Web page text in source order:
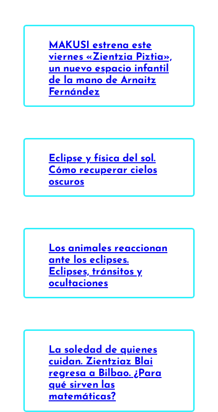
MAKUSI estrena este
viernes «Zientzia Piztia»,
un nuevo espacio infantil
de la mano de Arnaitz
Fernández
Eclipse y física del sol.
Cómo recuperar cielos
oscuros
Los animales reaccionan
ante los eclipses.
Eclipses, tránsitos y
ocultaciones
La soledad de quienes
cuidan. Zientziaz Blai
regresa a Bilbao. ¿Para
qué sirven las
matemáticas?